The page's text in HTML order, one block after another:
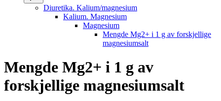
Diuretika. Kalium/magnesium
Kalium. Magnesium
Magnesium
Mengde Mg2+ i 1 g av forskjellige
magnesiumsalt
Mengde Mg2+ i 1 g av
forskjellige magnesiumsalt